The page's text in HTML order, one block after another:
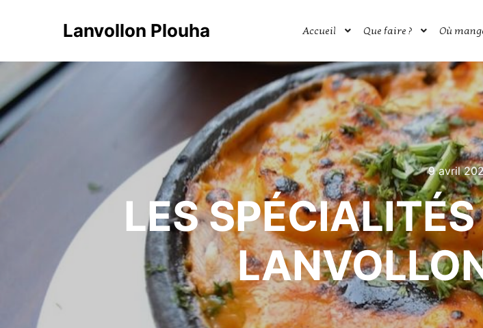
Lanvollon Plouha Accueil Que faire ? Où
9 avril
LES